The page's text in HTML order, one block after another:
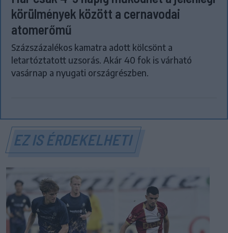
körülmények között a cernavodai
atomerőmű
Százszázalékos kamatra adott kölcsönt a
letartóztatott uzsorás. Akár 40 fok is várható
vasárnap a nyugati országrészben.
EZ IS ÉRDEKELHETI